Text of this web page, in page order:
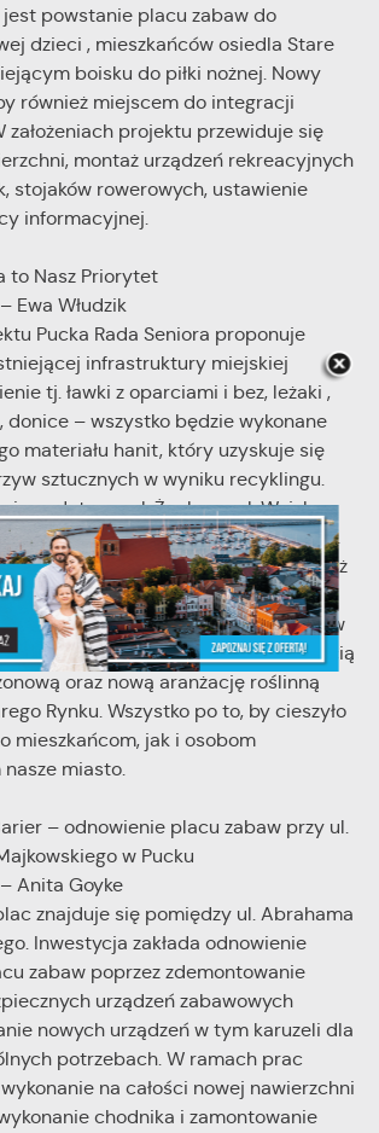
powstanie placu zabaw do
dzieci , mieszkańców osiedla Stare
boisku do piłki nożnej. Nowy
również miejscem do integracji
założeniach projektu przewiduje się
montaż urządzeń rekreacyjnych
stojaków rowerowych, ustawienie
informacyjnej.
to Nasz Priorytet
Ewa Włudzik
Pucka Rada Seniora proponuje
infrastruktury miejskiej
tj. ławki z oparciami i bez, leżaki ,
donice – wszystko będzie wykonane
materiału hanit, który uzyskuje się
sztucznych w wyniku recyklingu.
dotyczą ul. Żeglarzy, ul. Wojska
ul. 10-Lutego, ul. Lipowa, ul.
Parku Feliksa Nowowiejskiego i wzdłuż
„Rybaczówki” w kierunku dzikiej
się także upiększenie trzech skwerów
donice wypełnione roślinnością
oraz nową aranżację roślinną
Rynku. Wszystko po to, by cieszyło
mieszkańcom, jak i osobom
miasto.
– odnowienie placu zabaw przy ul.
w Pucku
Anita Goyke
znajduje się pomiędzy ul. Abrahama
Inwestycja zakłada odnowienie
zabaw poprzez zdemontowanie
urządzeń zabawowych
nowych urządzeń w tym karuzeli dla
potrzebach. W ramach prac
na całości nowej nawierzchni
chodnika i zamontowanie